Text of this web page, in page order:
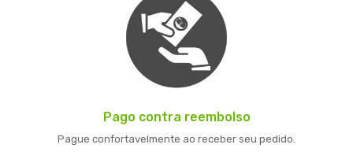
Pago contra reembolso
Pague confortavelmente ao receber seu pedido.